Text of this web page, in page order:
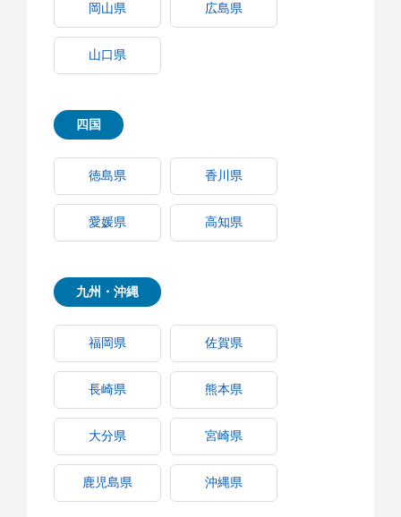
岡山県 広島県
山口県
四国
徳島県 香川県
愛媛県 高知県
九州・沖縄
福岡県 佐賀県
長崎県 熊本県
大分県 宮崎県
鹿児島県 沖縄県